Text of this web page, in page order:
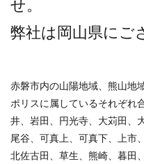
せ。
弊社は岡山県にご
赤磐市内の山陽地域、熊山地
ポリスに属しているそれぞれ
井、岩田、円光寺、大苅田、
尾谷、可真上、可真下、上市
北佐古田、草生、熊崎、暮田